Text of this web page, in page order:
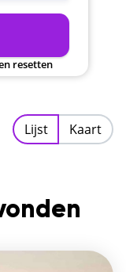
resetten
Lijst Kaart